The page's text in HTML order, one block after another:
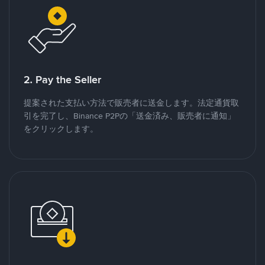
2. Pay the Seller
提案された支払い方法で販売者に送金します。法定通貨取
引を完了し、Binance P2Pの「送金済み、販売者に通知」
をクリックします。